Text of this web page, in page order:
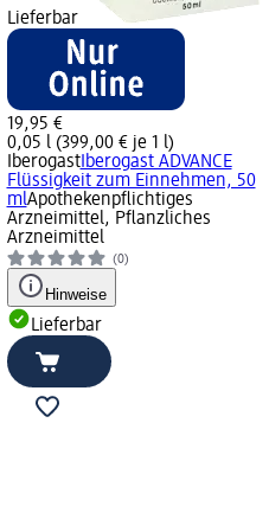
Lieferbar
19,95 €
0,05 l (399,00 € je 1 l)
IberogastIberogast ADVANCE
Flüssigkeit zum Einnehmen, 50
mlApothekenpflichtiges
Arzneimittel, Pflanzliches
Arzneimittel
(0)
Hinweise
Lieferbar